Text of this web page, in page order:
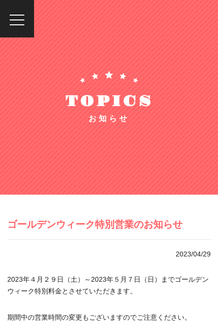
toggle
navigation
TOPICS
お知らせ
ゴールデンウィーク特別営業のお知らせ
2023/04/29
2023年４月２９日（土）～2023年５月７日（日）までゴールデン
ウィーク特別料金とさせていただきます。
期間中の営業時間の変更もございますのでご注意ください。